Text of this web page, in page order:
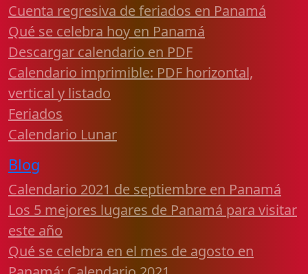
Cuenta regresiva de feriados en Panamá
Qué se celebra hoy en Panamá
Descargar calendario en PDF
Calendario imprimible: PDF horizontal,
vertical y listado
Feriados
Calendario Lunar
Blog
Calendario 2021 de septiembre en Panamá
Los 5 mejores lugares de Panamá para visitar
este año
Qué se celebra en el mes de agosto en